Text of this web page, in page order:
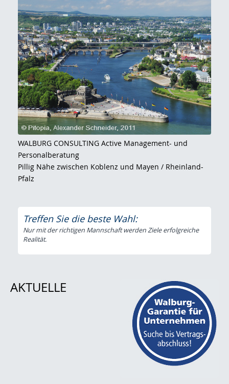
WALBURG CONSULTING Active Management- und
Personalberatung
Pillig Nähe zwischen Koblenz und Mayen / Rheinland-
Pfalz
Treffen Sie die beste Wahl:
Nur mit der richtigen Mannschaft werden Ziele erfolgreiche
Realität.
AKTUELLE